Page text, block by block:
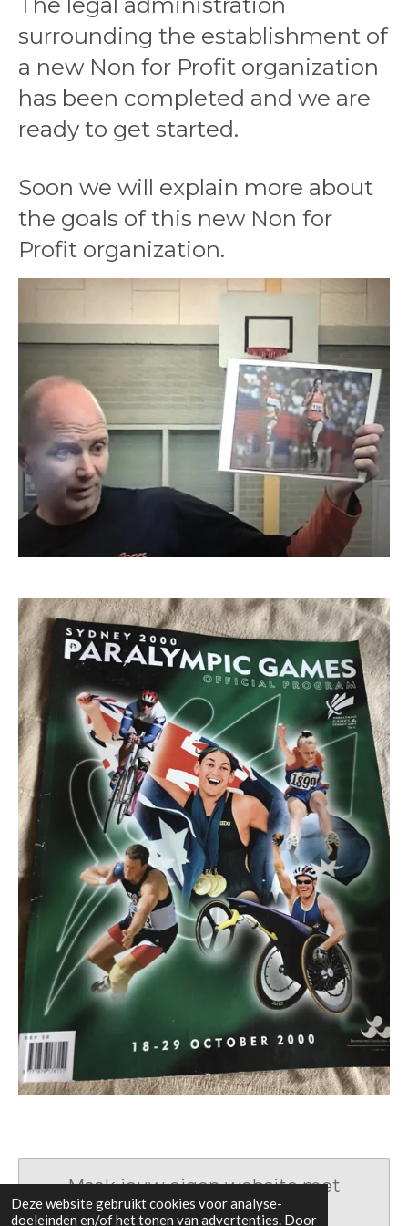
Deze website gebruikt cookies voor analyse-
doeleinden en/of het tonen van advertenties. Door
surrounding the establishment of
a new Non for Profit organization
has been completed and we are
ready to get started.
Soon we will explain more about
the goals of this new Non for
Profit organization.
Maak jouw eigen website met
JouwWeb